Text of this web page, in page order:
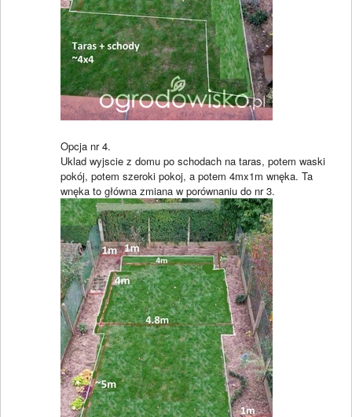
Opcja nr 4.
Uklad wyjscie z domu po schodach na taras, potem waski
pokój, potem szeroki pokoj, a potem 4mx1m wnęka. Ta
wnęka to główna zmiana w porównaniu do nr 3.